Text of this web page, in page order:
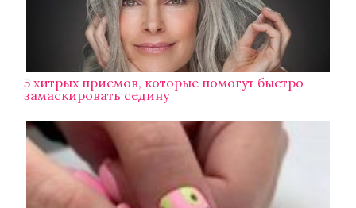
5 хитрых приемов, которые помогут быстро
замаскировать седину